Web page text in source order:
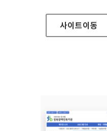
사이트이동